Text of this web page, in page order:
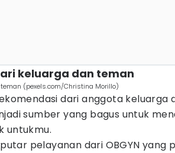
keluarga dan teman
(pexels.com/Christina Morillo)
dari anggota keluarga
sumber yang bagus untuk
untukmu.
pelayanan dari OBGYN yang